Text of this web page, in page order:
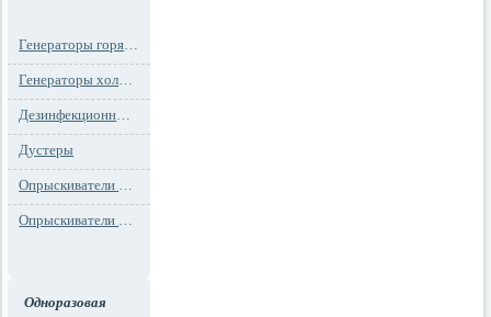
Генераторы горячего тумана
Генераторы холодного тумана
Дезинфекционные установки
Дустеры
Опрыскиватели моторные
Опрыскиватели ранцевые
Одноразовая